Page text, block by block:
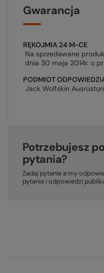
Gwarancja
RĘKOJMIA 24 M-CE
Na sprzedawane
dnia 30 maja 2014r. o
PODMIOT
Jack Wolfskin
Potrzebujesz
pytania?
Zadaj pytanie a my
pytania i odpowiedzi